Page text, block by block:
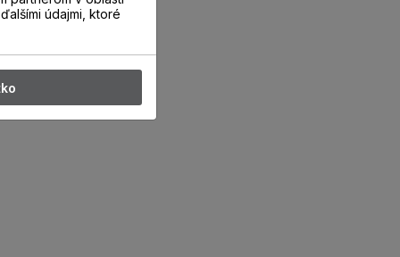
údajmi, ktoré